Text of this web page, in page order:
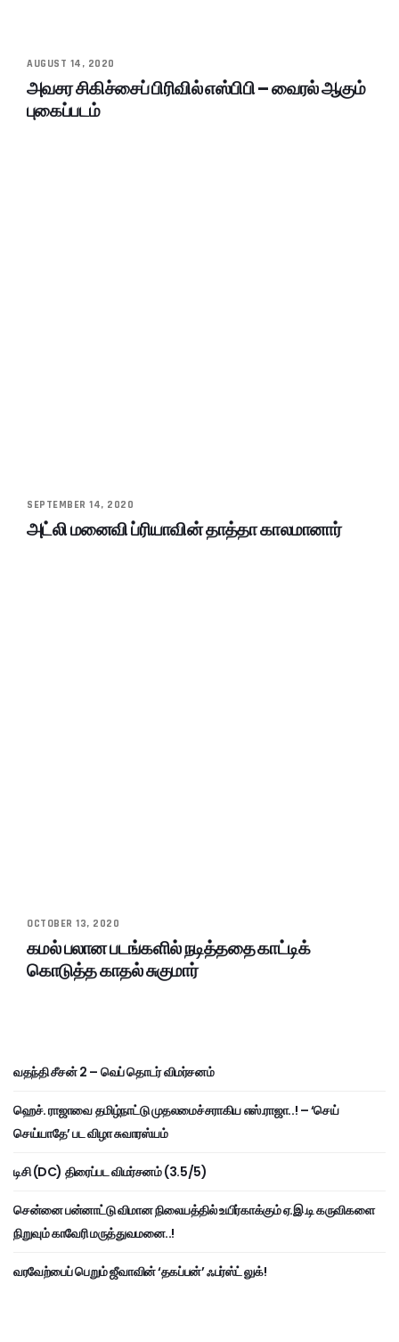
AUGUST 14, 2020
அவசர சிகிச்சைப் பிரிவில் எஸ்பிபி – வைரல் ஆகும்
புகைப்படம்
SEPTEMBER 14, 2020
அட்லி மனைவி ப்ரியாவின் தாத்தா காலமானார்
OCTOBER 13, 2020
கமல் பலான படங்களில் நடித்ததை காட்டிக்
கொடுத்த காதல் சுகுமார்
வதந்தி சீசன் 2 – வெப் தொடர் விமர்சனம்
ஹெச். ராஜாவை தமிழ்நாட்டு முதலமைச்சராகிய எஸ்.ராஜா..! – ‘செய்
செய்யாதே’ பட விழா சுவாரஸ்யம்
டிசி (DC) திரைப்பட விமர்சனம் (3.5/5)
சென்னை பன்னாட்டு விமான நிலையத்தில் உயிர்காக்கும் ஏ.இ.டி கருவிகளை
நிறுவும் காவேரி மருத்துவமனை..!
வரவேற்பைப் பெறும் ஜீவாவின் ‘தகப்பன்’ ஃபர்ஸ்ட் லுக்!